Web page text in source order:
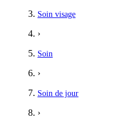
Soin visage
›
Soin
›
Soin de jour
›